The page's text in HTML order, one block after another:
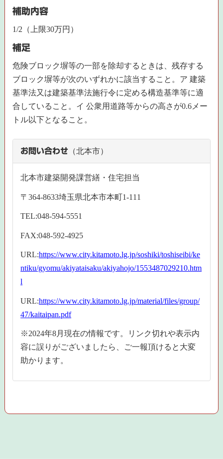
補助内容
1/2（上限30万円）
補足
危険ブロック塀等の一部を除却するときは、残存する
ブロック塀等が次のいずれかに該当すること。ア 建築
基準法又は建築基準法施行令に定める構造基準等に適
合していること。イ 公衆用道路等からの高さが0.6メー
トル以下となること。
お問い合わせ （北本市）
北本市建築開発課営繕・住宅担当
〒364-8633埼玉県北本市本町1-111
TEL:048-594-5551
FAX:048-592-4925
URL:https://www.city.kitamoto.lg.jp/soshiki/toshiseibi/ke
ntiku/gyomu/akiyataisaku/akiyahojo/1553487029210.htm
l
URL:https://www.city.kitamoto.lg.jp/material/files/group/
47/kaitaipan.pdf
※2024年8月現在の情報です。リンク切れや表示内
容に誤りがございましたら、ご一報頂けると大変
助かります。